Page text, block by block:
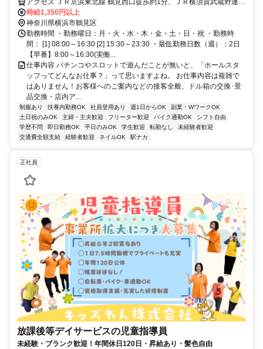
アクセス ＪＲ京浜東北線 鶴見西口徒歩約1分、ＪＲ横須賀武蔵野連絡
線 鶴見西口徒歩約1分、ＪＲ鶴見線 鶴見西口徒歩約1分
時給1,350円以上
神奈川県横浜市鶴見区
勤務時間 ・勤務曜日：月・火・水・木・金・土・日・祝 ・勤務時
間： [1] 08:00～16:30 [2] 15:30～23:30 ・最低勤務日数（週）：2日
【早番】8:00～16:30(実働...
仕事内容 パチンコやスロットで遊んだことが無いと、「ホールスタ
ッフってどんなお仕事？」って思いますよね。 お仕事内容は複雑で
はありません！お客様へのご案内などの接客全般、ドル箱の交換･景
品交換・店内ア...
制服あり 扶養内勤務OK 社員登用あり 週1日からOK
副業・WワークOK
土日祝のみOK
主婦・主夫歓迎 フリーター歓迎 バイク通勤OK
シフト自由
学歴不問
即日勤務OK 平日のみOK 学生歓迎 転勤なし
未経験者歓迎
交通費全額支給
経験者歓迎 ネイルOK 駅ナカ
正社員
放課後等デイサービスの児童指導員
未経験・ブランク歓迎！年間休日120日・昇給あり・髪色自由